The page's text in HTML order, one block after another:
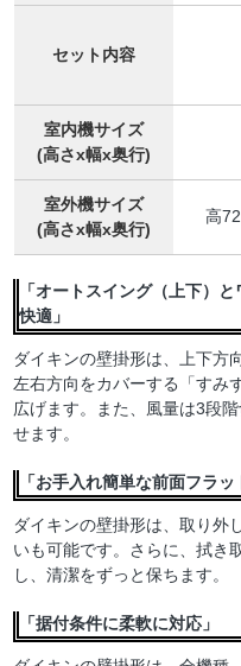
セット内容
室内機サイズ
(高さx幅x奥行)
室外機サイズ
(高さx幅x奥行)
高
「オートスイング（上下）
快適」
ダイキンの壁掛形は、上下方
左右方向をカバーする「すみ
広げます。また、風量は3段
せます。
「お手入れ簡単な前面フラッ
ダイキンの壁掛形は、取り外
いも可能です。さらに、拭き
し、清潔をずっと保ちます。
「据付条件に柔軟に対応」